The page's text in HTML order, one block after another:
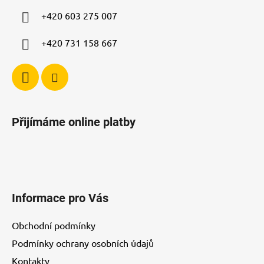
+420 603 275 007
+420 731 158 667
Přijímáme online platby
Informace pro Vás
Obchodní podmínky
Podmínky ochrany osobních údajů
Kontakty